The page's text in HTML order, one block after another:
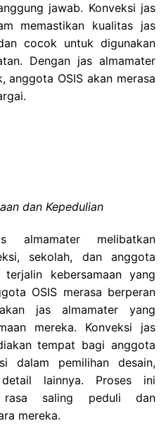
jawab. Konveksi jas
memastikan kualitas jas
cocok untuk digunakan
Dengan jas almamater
anggota OSIS akan merasa
dan Kepedulian
almamater melibatkan
sekolah, dan anggota
kebersamaan yang
OSIS merasa berperan
jas almamater yang
mereka. Konveksi jas
tempat bagi anggota
dalam pemilihan desain,
lainnya. Proses ini
rasa saling peduli dan
mereka.